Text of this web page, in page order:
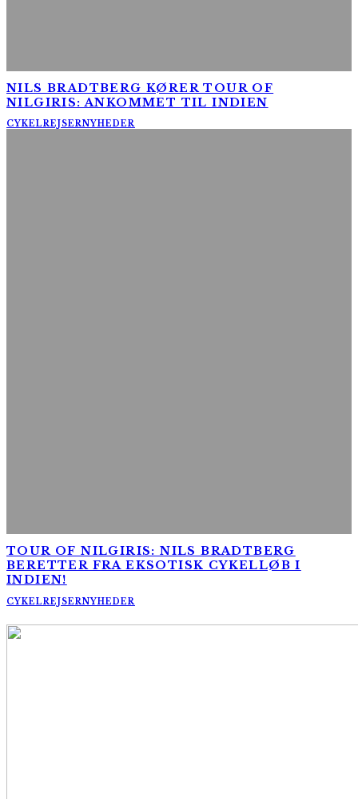
NILS BRADTBERG KØRER TOUR OF
NILGIRIS: ANKOMMET TIL INDIEN
CYKELREJSERNYHEDER
TOUR OF NILGIRIS: NILS BRADTBERG
BERETTER FRA EKSOTISK CYKELLØB I
INDIEN!
CYKELREJSERNYHEDER